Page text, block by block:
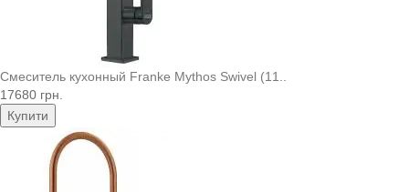
Смеситель кухонный Franke Mythos Swivel (11..
17680 грн.
Купити